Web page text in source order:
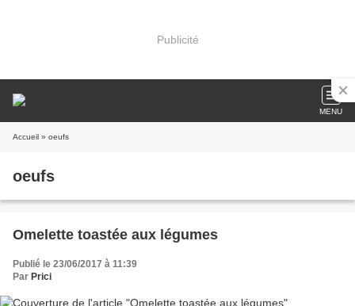
Publicité
MENU
Accueil » oeufs
oeufs
Omelette toastée aux légumes
Publié le 23/06/2017 à 11:39
Par Prici